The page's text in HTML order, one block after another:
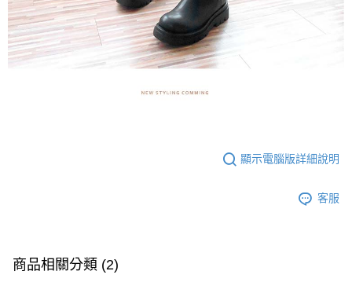
顯示電腦版詳細說明
客服
商品相關分類 (2)